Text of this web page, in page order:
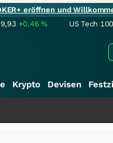
eröffnen und
+0,46% US Tech 100
Krypto Devisen